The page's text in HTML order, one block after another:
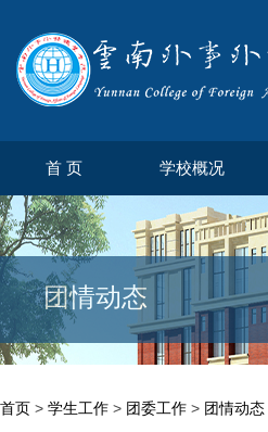
首 页 学校概况
团情动态
首页 > 学生工作 > 团委工作 > 团情动态